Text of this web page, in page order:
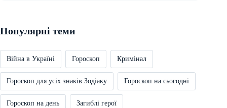
Популярні теми
Війна в Україні Гороскоп Кримінал
Гороскоп для усіх знаків Зодіаку Гороскоп на сьогодні
Гороскоп на день Загиблі герої